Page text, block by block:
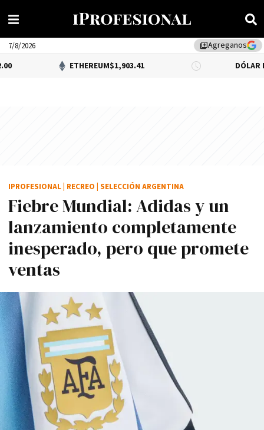
library_addAgreganos
7/8/2026
ETHEREUM$1,903.41 DÓLAR BNA
Fiebre Mundial: Adidas y un
lanzamiento completamente
inesperado, pero que promete
ventas
IPROFESIONAL RECREO SELECCIÓN ARGENTINA